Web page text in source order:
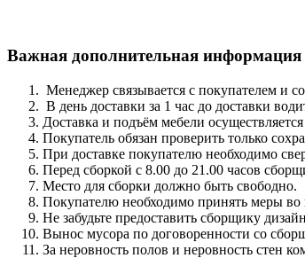
Важная дополнительная информация
Менеджер связывается с покупателем и
В день доставки за 1 час до доставки
Доставка и подъём мебели
Покупатель обязан проверить только
При доставке покупателю необходимо
Перед сборкой с 8.00 до 21.00 часов
Место для сборки должно быть свободно.
Покупателю необходимо принять меры во
Не забудьте предоставить сборщику
Вынос мусора по договоренности со
За неровность полов и неровность стен